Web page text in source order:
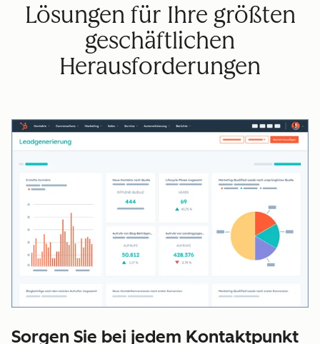
Lösungen für Ihre größten
geschäftlichen
Herausforderungen
Sorgen Sie bei jedem Kontaktpunkt